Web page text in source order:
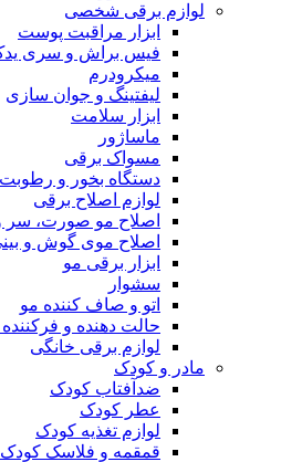
لوازم برقی شخصی
ابزار مراقبت پوست
فیس براش و سری
میکرودرم
لیفتینگ و جوان سازی
ابزار سلامت
ماساژور
مسواک برقی
دستگاه بخور و
لوازم اصلاح برقی
اصلاح مو صورت، سر
اصلاح موی گوش و
ابزار برقی مو
سشوار
اتو و صاف کننده مو
حالت دهنده و
لوازم برقی خانگی
مادر و کودک
ضدآفتاب کودک
عطر کودک
لوازم تغذیه کودک
قمقمه و فلاسک کودک